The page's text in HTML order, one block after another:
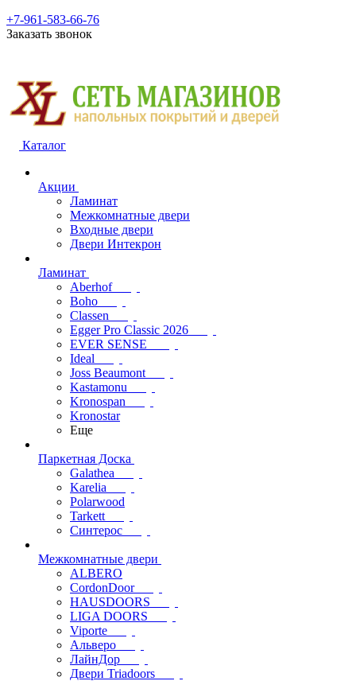
+7-961-583-66-76
Заказать звонок
Каталог
Акции
Ламинат
Межкомнатные двери
Входные двери
Двери Интекрон
Ламинат
Aberhof
Boho
Classen
Egger Pro Classic 2026
EVER SENSE
Ideal
Joss Beaumont
Kastamonu
Kronospan
Kronostar
Еще
Паркетная Доска
Galathea
Karelia
Polarwood
Tarkett
Синтерос
Межкомнатные двери
ALBERO
CordonDoor
HAUSDOORS
LIGA DOORS
Viporte
Альверо
ЛайнДор
Двери Triadoors